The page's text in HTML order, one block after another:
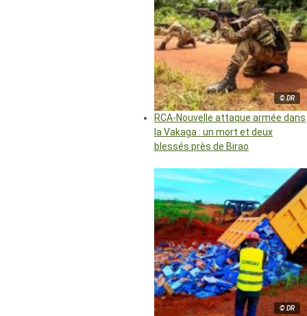
© DR
RCA-Nouvelle attaque armée dans
la Vakaga : un mort et deux
blessés près de Birao
© DR